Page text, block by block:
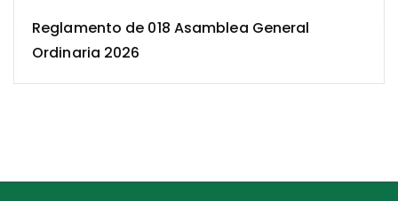
Reglamento de 018 Asamblea General
Ordinaria 2026